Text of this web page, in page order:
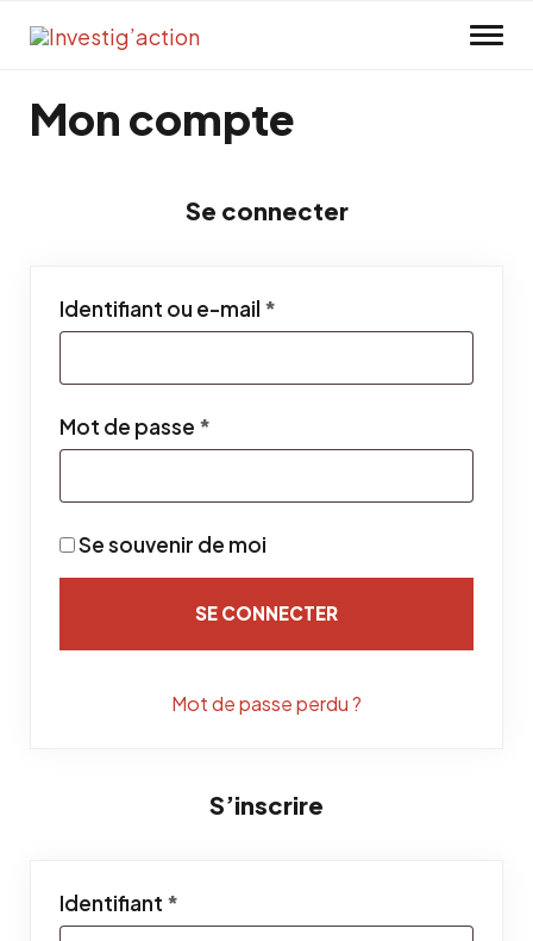
Mon compte
Se connecter
Identifiant ou e-mail *
Mot de passe *
Se souvenir de moi
SE CONNECTER
Mot de passe perdu ?
S’inscrire
Identifiant *